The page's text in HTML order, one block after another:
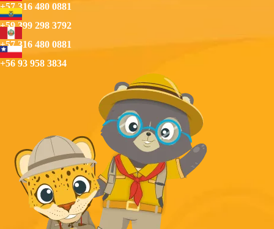
+57 316 480 0881
+59 399 298 3792
+57 316 480 0881
+56 93 958 3834